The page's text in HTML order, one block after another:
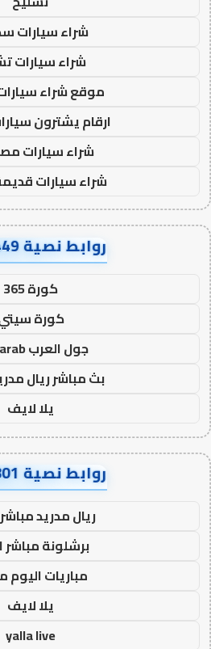
شراء سيارات
شراء سيارات
موقع شراء
ارقام يشترون
شراء سيارات
شراء سيارات
روابط نصية AA67449
كورة 365
كورة
جول العرب goalarab
بث مباشر ريال
يلا لايف
روابط نصية AA32801
ريال مدريد
برشلونة مباشر
مباريات اليوم
يلا لايف
yalla live